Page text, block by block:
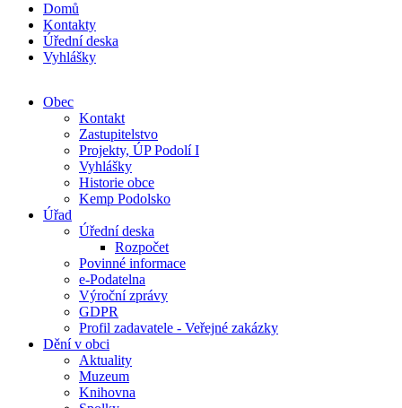
Domů
Kontakty
Úřední deska
Vyhlášky
Obec
Kontakt
Zastupitelstvo
Projekty, ÚP Podolí I
Vyhlášky
Historie obce
Kemp Podolsko
Úřad
Úřední deska
Rozpočet
Povinné informace
e-Podatelna
Výroční zprávy
GDPR
Profil zadavatele - Veřejné zakázky
Dění v obci
Aktuality
Muzeum
Knihovna